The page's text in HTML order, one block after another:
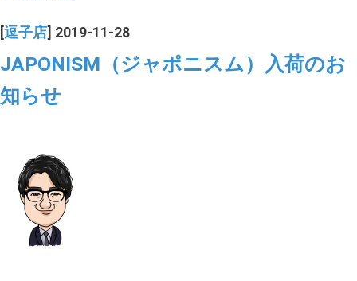
[逗子店] 2019-11-28
JAPONISM（ジャポニスム）入荷のお
知らせ